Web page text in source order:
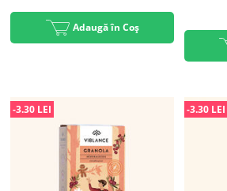
Adaugă în Coș
-3.30 LEI -3.30 LEI